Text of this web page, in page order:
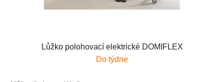
Lůžko polohovací elektrické DOMIFLEX
Do týdne